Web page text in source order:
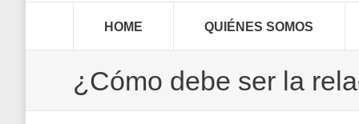
HOME QUIÉNES SOMOS
¿Cómo debe ser la